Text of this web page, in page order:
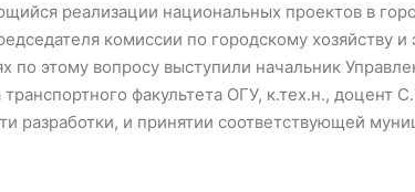
реализации национальных проектов в
комиссии по городскому хозяйству и
этому вопросу выступили начальник
факультета ОГУ, к.тех.н., доцент
разработки, и принятии соответствующей